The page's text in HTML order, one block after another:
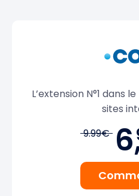
L’extension N°1 dans
sites
9.99€